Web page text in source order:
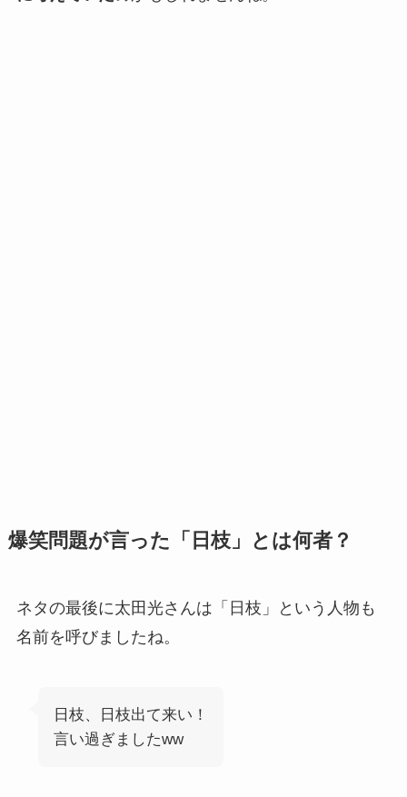
爆笑問題が言った「日枝」とは何者？
ネタの最後に太田光さんは「日枝」という人物も
名前を呼びましたね。
日枝、日枝出て来い！
言い過ぎましたww